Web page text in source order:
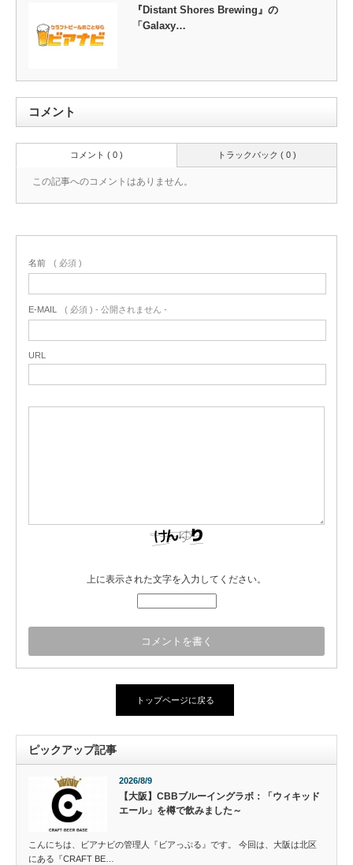
『Distant Shores Brewing』の
「Galaxy…
コメント
トラックバック ( 0 )
コメント ( 0 )
この記事へのコメントはありません。
名前 ( 必須 )
E-MAIL ( 必須 ) - 公開されません -
URL
上に表示された文字を入力してください。
トップページに戻る
ピックアップ記事
2026/8/9
【大阪】CBBブルーイングラボ：「ウィキッド
エール」を樽で飲みました～
こんにちは、ビアナビの管理人『ビアっぷる』です。 今回は、大阪は北区
にある『CRAFT BE…